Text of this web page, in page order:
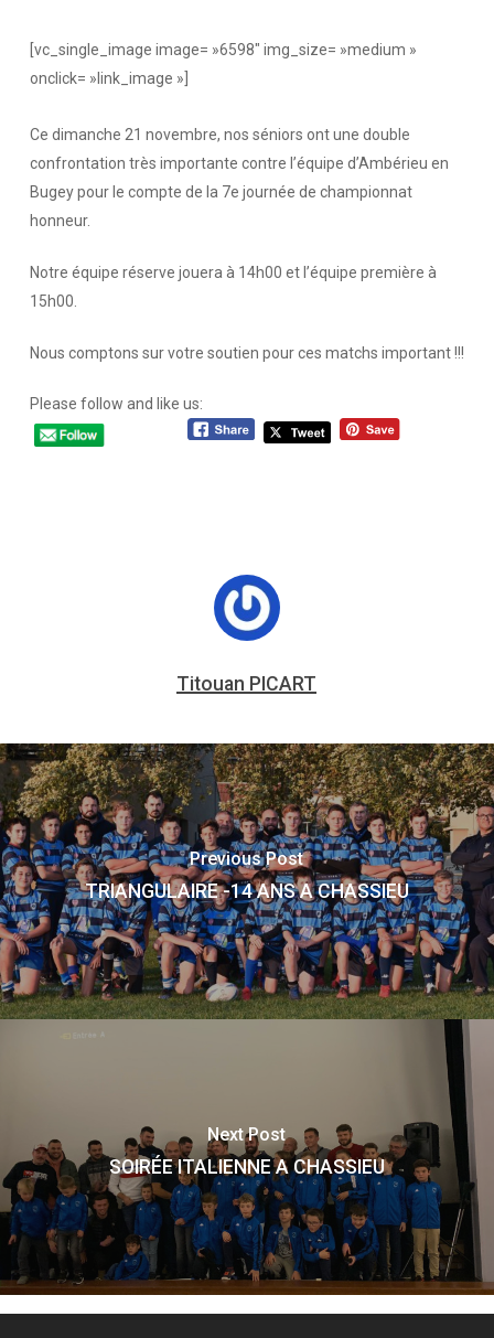
[vc_single_image image= »6598″ img_size= »medium »
onclick= »link_image »]
Ce dimanche 21 novembre, nos séniors ont une double
confrontation très importante contre l’équipe d’Ambérieu en
Bugey pour le compte de la 7e journée de championnat
honneur.
Notre équipe réserve jouera à 14h00 et l’équipe première à
15h00.
Nous comptons sur votre soutien pour ces matchs important !!!
Please follow and like us:
Titouan PICART
Previous Post
TRIANGULAIRE -14 ANS A CHASSIEU
Next Post
SOIRÉE ITALIENNE A CHASSIEU